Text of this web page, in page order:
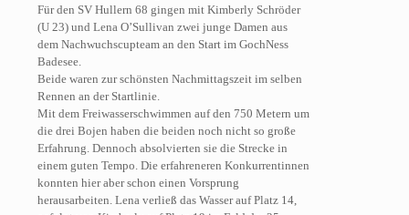
Für den SV Hullern 68 gingen mit Kimberly Schröder
(U 23) und Lena O’Sullivan zwei junge Damen aus
dem Nachwuchscupteam an den Start im GochNess
Badesee.
Beide waren zur schönsten Nachmittagszeit im selben
Rennen an der Startlinie.
Mit dem Freiwasserschwimmen auf den 750 Metern um
die drei Bojen haben die beiden noch nicht so große
Erfahrung. Dennoch absolvierten sie die Strecke in
einem guten Tempo. Die erfahreneren Konkurrentinnen
konnten hier aber schon einen Vorsprung
herausarbeiten. Lena verließ das Wasser auf Platz 14,